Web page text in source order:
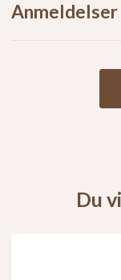
Anmeldelser
Du